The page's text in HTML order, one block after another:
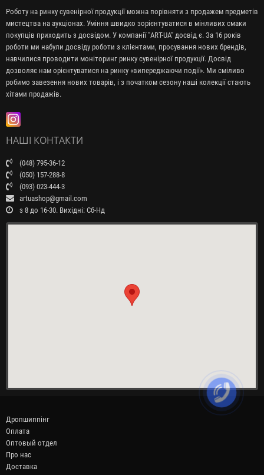
Роботу на ринку сувенірної продукції можна порівняти з продажем предметів
мистецтва на аукціонах. Уміння швидко зорієнтуватися в мінливих смаки
покупців приходить з досвідом. У компанії "ART-UA" досвід є. За 16 років
роботи ми набули досвіду роботи з клієнтами, просування нових брендів,
навчилися проводити моніторинг ринку сувенірної продукції. Досвід
дозволяє нам орієнтуватися на ринку «випереджаючи події». Ми сміливо
робимо завезення нових товарів, і з початком сезону наші колекції стають
хітами продажів.
НАШІ КОНТАКТИ
(048) 795-36-12
(050) 157-288-8
(093) 023-444-3
artuashop@gmail.com
з 8 до 16-30. Вихідні: Сб-Нд
Дропшиппінг
Оплата
Оптовый отдел
Про нас
Доставка